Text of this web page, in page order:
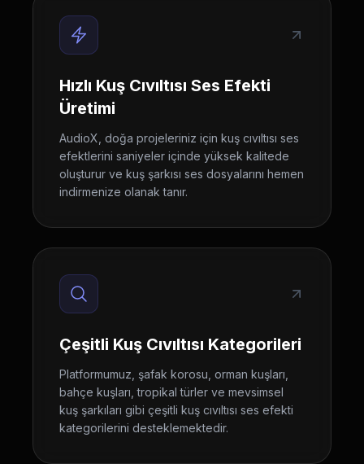
Hızlı Kuş Cıvıltısı Ses Efekti
Üretimi
AudioX, doğa projeleriniz için kuş cıvıltısı ses
efektlerini saniyeler içinde yüksek kalitede
oluşturur ve kuş şarkısı ses dosyalarını hemen
indirmenize olanak tanır.
Çeşitli Kuş Cıvıltısı Kategorileri
Platformumuz, şafak korosu, orman kuşları,
bahçe kuşları, tropikal türler ve mevsimsel
kuş şarkıları gibi çeşitli kuş cıvıltısı ses efekti
kategorilerini desteklemektedir.